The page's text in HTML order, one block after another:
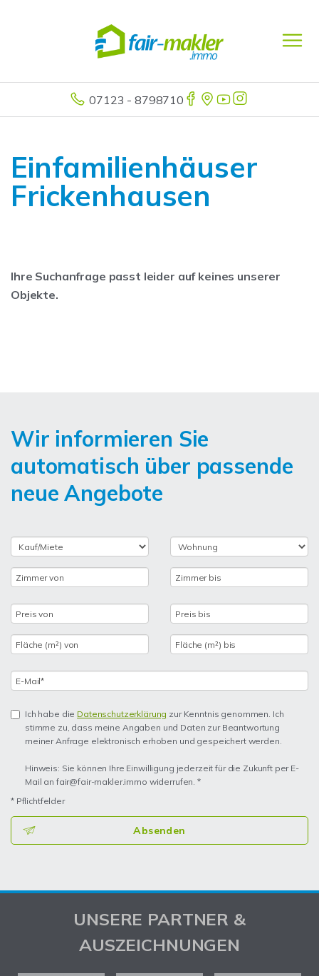
07123 - 8798710
Einfamilienhäuser
Frickenhausen
Ihre Suchanfrage passt leider auf keines unserer
Objekte.
Wir informieren Sie
automatisch über passende
neue Angebote
Ich habe die Datenschutzerklärung zur Kenntnis genommen. Ich
stimme zu, dass meine Angaben und Daten zur Beantwortung
meiner Anfrage elektronisch erhoben und gespeichert werden.
Hinweis: Sie können Ihre Einwilligung jederzeit für die Zukunft per E-
Mail an fair@fair-makler.immo widerrufen. *
* Pflichtfelder
Absenden
UNSERE PARTNER &
AUSZEICHNUNGEN